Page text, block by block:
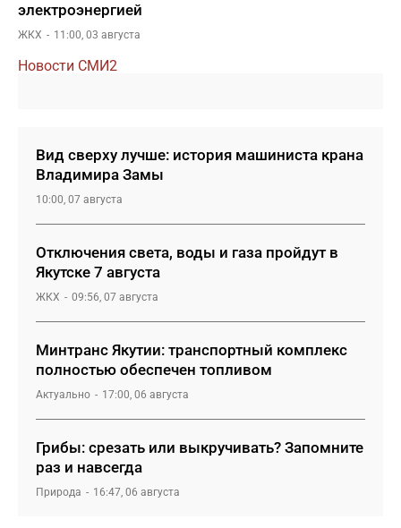
электроэнергией
ЖКХ 11:00, 03 августа
Новости СМИ2
Вид сверху лучше: история машиниста крана
Владимира Замы
10:00, 07 августа
Отключения света, воды и газа пройдут в
Якутске 7 августа
ЖКХ 09:56, 07 августа
Минтранс Якутии: транспортный комплекс
полностью обеспечен топливом
Актуально 17:00, 06 августа
Грибы: срезать или выкручивать? Запомните
раз и навсегда
Природа 16:47, 06 августа